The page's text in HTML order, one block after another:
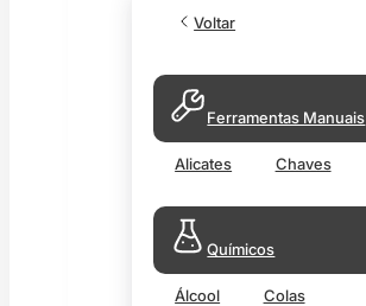
Voltar
Ferramentas Manuais
Alicates Chaves
Químicos
Álcool Colas